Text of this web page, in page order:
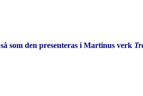
som den presenteras i Martinus verk